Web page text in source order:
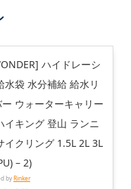
ハイドレーシ
水袋 水分補給 給水リ
ウォーターキャリー
イキング 登山 ランニ
イクリング 1.5L 2L 3L
– 2)
byRinker